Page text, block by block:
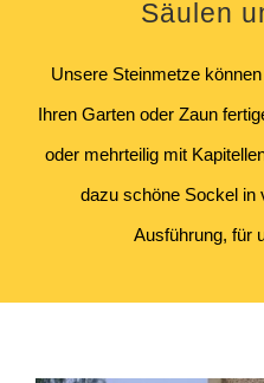
Säulen
Unsere Steinmetze
Ihren Garten oder Zaun
oder mehrteilig mit
dazu schöne Sockel in
Ausführung, für